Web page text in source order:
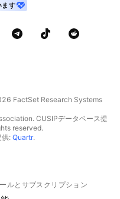
す
FactSet Research Systems
CUSIPデータベース提
reserved.
供: Quartr.
ルとサブスクリプション